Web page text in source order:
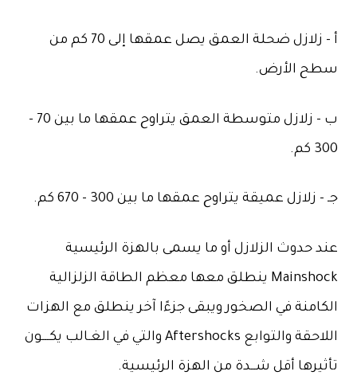
أ – زلازل ضحلة العمق يصل عمقها إلى 70 كم من
سطح الأرض.
ب – زلازل متوسطة العمق يتراوح عمقها ما بين 70 –
300 كم.
جـ – زلازل عميقة يتراوح عمقها ما بين 300 – 670 كم.
عند حدوث الزلازل أو ما يسمى بالهزة الرئيسية
Mainshock ينطلق معها معظم الطاقة الزلزالية
الكامنة في الصخور ويبقى جزءًا آخر ينطلق مع الهزات
اللاحقة والتوابع Aftershocks والتي في الغـالب يكـــون
تأثيرها أقل شــدة من الهزة الرئيسية.